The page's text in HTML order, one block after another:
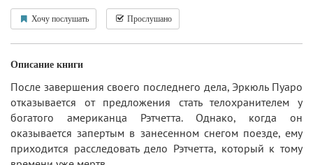
Хочу послушать Прослушано
Описание книги
После завершения своего последнего дела, Эркюль Пуаро
отказывается от предложения стать телохранителем у
богатого американца Рэтчетта. Однако, когда он
оказывается запертым в занесенном снегом поезде, ему
приходится расследовать дело Рэтчетта, который к тому